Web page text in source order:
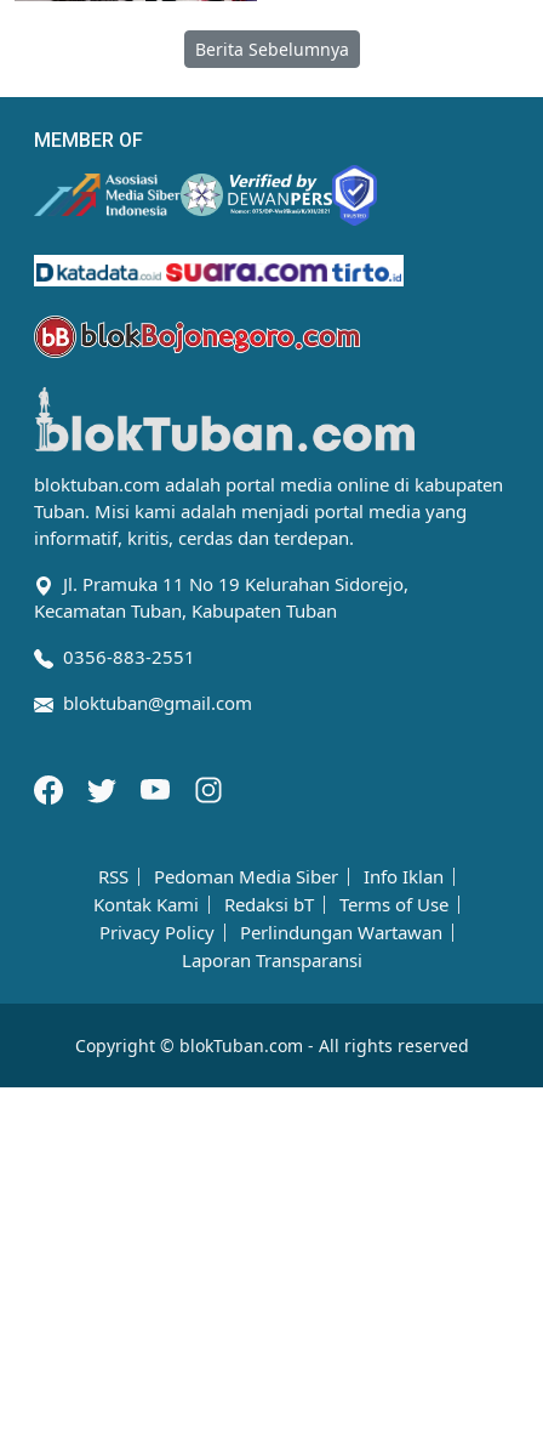
Berita Sebelumnya
MEMBER OF
bloktuban.com adalah portal media online di kabupaten
Tuban. Misi kami adalah menjadi portal media yang
informatif, kritis, cerdas dan terdepan.
Jl. Pramuka 11 No 19 Kelurahan Sidorejo,
Kecamatan Tuban, Kabupaten Tuban
0356-883-2551
bloktuban@gmail.com
RSS Pedoman Media Siber
Info Iklan
Kontak Kami
Redaksi bT
Terms of Use
Privacy Policy
Perlindungan Wartawan
Laporan Transparansi
Copyright © blokTuban.com - All rights reserved